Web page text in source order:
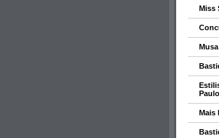
Miss
Paulo
Mais